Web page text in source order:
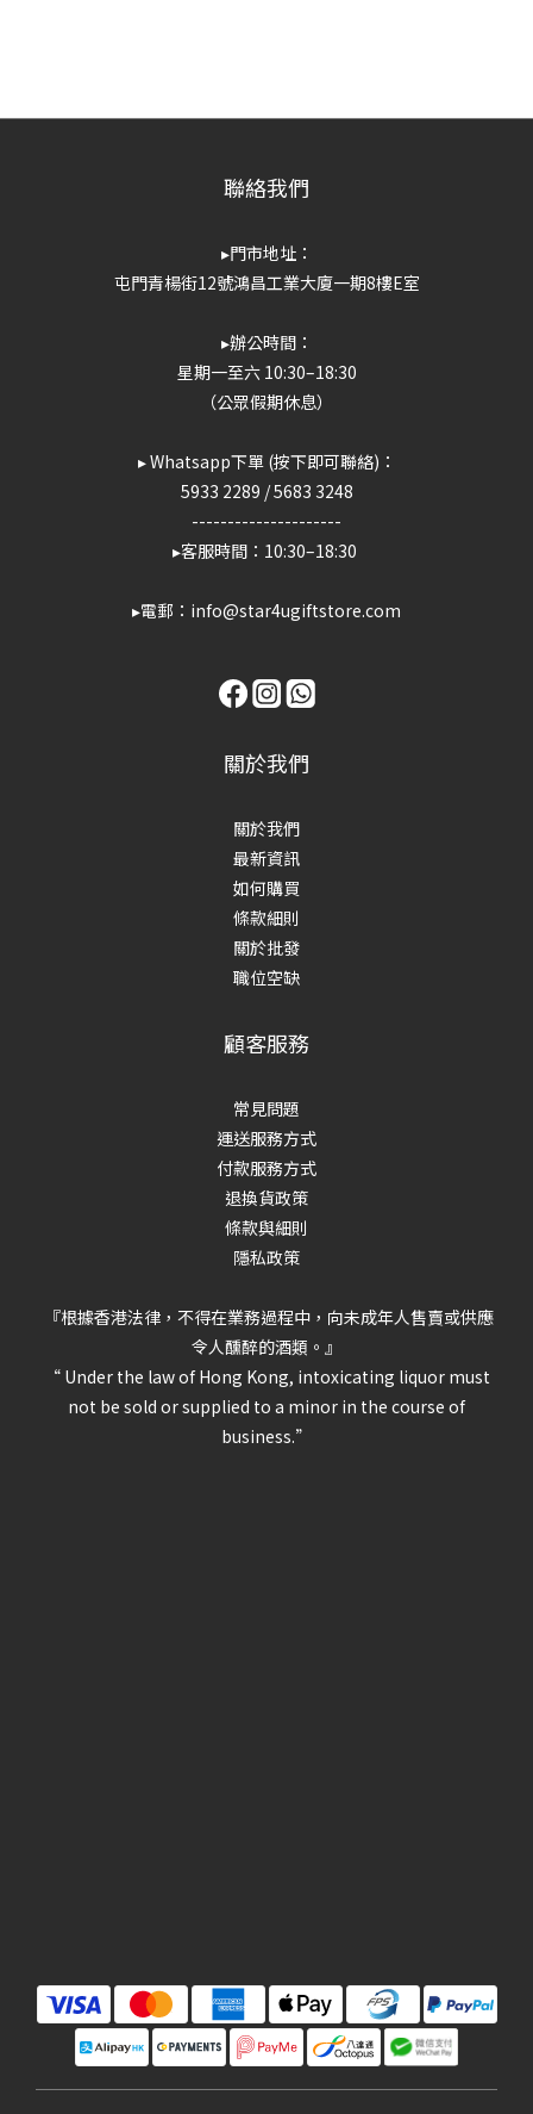
聯絡我們
▸門市地址：
屯門青楊街12號鴻昌工業大廈一期8樓E室
▸辦公時間：
星期一至六 10:30–18:30
（公眾假期休息）
▸ Whatsapp下單 (按下即可聯絡)：
5933 2289 /5683 3248
---------------------
▸客服時間：10:30–18:30
▸電郵：info@star4ugiftstore.com
關於我們
關於我們
最新資訊
如何購買
條款細則
關於批發
職位空缺
顧客服務
常見問題
運送服務方式
付款服務方式
退換貨政策
條款與細則
隱私政策
『根據香港法律，不得在業務過程中，向未成年人售賣或供應
令人醺醉的酒類。』
“ Under the law of Hong Kong, intoxicating liquor must
not be sold or supplied to a minor in the course of
business.”